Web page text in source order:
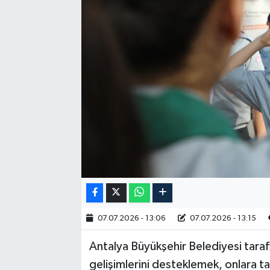
07.07.2026 - 13:06 07.07.2026 - 13:15
Antalya Büyükşehir Belediyesi
gelişimlerini desteklemek, onlara